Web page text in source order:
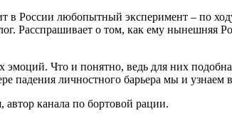
в России любопытный эксперимент – по
Расспрашивает о том, как ему нынешняя
Что и понятно, ведь для них
падения личностного барьера мы и
канала по бортовой рации.